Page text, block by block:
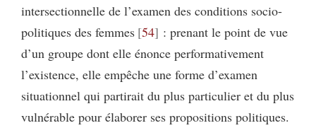
intersectionnelle de l’examen des conditions socio-
politiques des femmes 54 : prenant le point de vue
d’un groupe dont elle énonce performativement
l’existence, elle empêche une forme d’examen
situationnel qui partirait du plus particulier et du plus
vulnérable pour élaborer ses propositions politiques.